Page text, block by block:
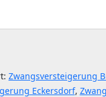
Zwangsversteigerung
Eckersdorf,